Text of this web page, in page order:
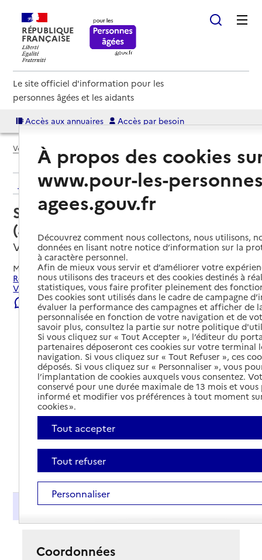
RÉPUBLIQUE
FRANÇAISE
Le site officiel d'information pour les
personnes âgées et les aidants
Accès aux annuaires Accès par besoin
Voir le fil d’Ariane
Retour aux résultats de l'annuaire
Service autonomie à domicile
(aide) – Services ADMR
Villenauxe-la-Grande, AUBE
Mis à jour le06/08/2026
Rechercher les établissements et services autour de
Villenauxe-la-Grande.
Signaler une erreur
Présentation
Coordonnées
À propos des cookies
www.pour-les-
agees.gouv.fr
Découvrez comment nous collectons, nous utilisons,
données en lisant notre notice d’information sur la
à caractère personnel.
Afin de mieux vous servir et d’améliorer votre
nous utilisons des traceurs et des cookies destinés à
statistiques, vous faire profiter pleinement des
Des cookies sont utilisés dans le cadre de campagne
évaluer la performance des campagnes et afficher de
personnalisée en fonction de votre navigation et de
savoir plus, consultez la partie sur notre politique
Si vous cliquez sur « Tout Accepter », l’éditeur du
partenaires déposeront ces cookies sur votre terminal
navigation. Si vous cliquez sur « Tout Refuser », ces
déposés. Si vous cliquez sur « Personnaliser », vous
l’implantation de cookies auxquels vous consentez.
conservé pour une durée maximale de 13 mois et
informé et modifier vos préférences à tout moment
cookies ».
Tout accepter
Tout refuser
Personnaliser